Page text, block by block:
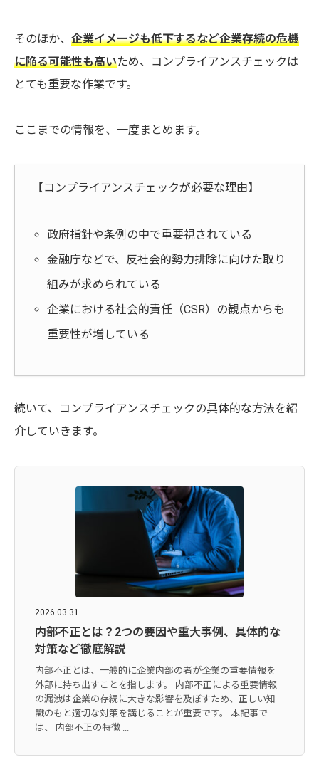
そのほか、 企業イメージも低下するなど企業存続の危機
に陥る可能性も高いため、コンプライアンスチェックは
とても重要な作業です。
ここまでの情報を、一度まとめます。
【コンプライアンスチェックが必要な理由】
政府指針や条例の中で重要視されている
金融庁などで、反社会的勢力排除に向けた取り
組みが求められている
企業における社会的責任（CSR）の観点からも
重要性が増している
続いて、コンプライアンスチェックの具体的な方法を紹
介していきます。
2026.03.31
内部不正とは？2つの要因や重大事例、具体的な
対策など徹底解説
内部不正とは、一般的に企業内部の者が企業の重要情報を
外部に持ち出すことを指します。 内部不正による重要情報
の漏洩は企業の存続に大きな影響を及ぼすため、正しい知
識のもと適切な対策を講じることが重要です。 本記事で
は、 内部不正の特徴 ...